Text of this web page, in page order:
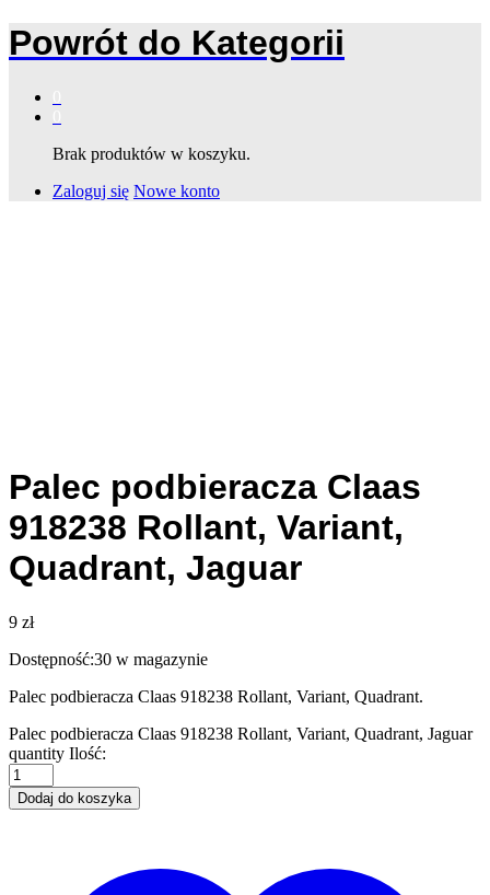
Powrót do Kategorii
Brak produktów w koszyku.
Zaloguj się Nowe konto
Palec podbieracza Claas
918238 Rollant, Variant,
Quadrant, Jaguar
9 zł
Dostępność:30 w magazynie
Palec podbieracza Claas 918238 Rollant, Variant, Quadrant.
Palec podbieracza Claas 918238 Rollant, Variant, Quadrant, Jaguar
quantity Ilość:
Dodaj do koszyka